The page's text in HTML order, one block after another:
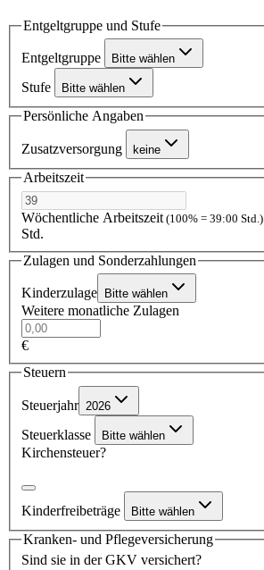
Entgeltgruppe und Stufe
Entgeltgruppe Bitte wählen
Stufe Bitte wählen
Persönliche Angaben
Zusatzversorgung keine
Arbeitszeit
Wöchentliche Arbeitszeit (100% = 39:00 Std.)
Std.
Zulagen und Sonderzahlungen
Kinderzulage Bitte wählen
Weitere monatliche Zulagen
€
Steuern
Steuerjahr 2026
Steuerklasse Bitte wählen
Kirchensteuer?
Kinderfreibeträge Bitte wählen
Kranken- und Pflegeversicherung
Sind sie in der GKV versichert?